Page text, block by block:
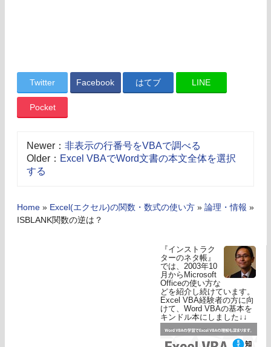
Twitter Facebook はてブ LINE
Pocket
Newer： 非表示の行番号をVBAで調べる
Older： Excel VBAでWord文書の本文全体を選択
する
Home » Excel(エクセル)の関数・数式の使い方 » 論理・情報 »
ISBLANK関数の逆は？
『インストラク
ターのネタ帳』
では、2003年10
月からMicrosoft
Officeの使い方な
どを紹介し続けています。
Excel VBA経験者の方に向
けて、Word VBAの基本を
キンドル本にしました↓↓